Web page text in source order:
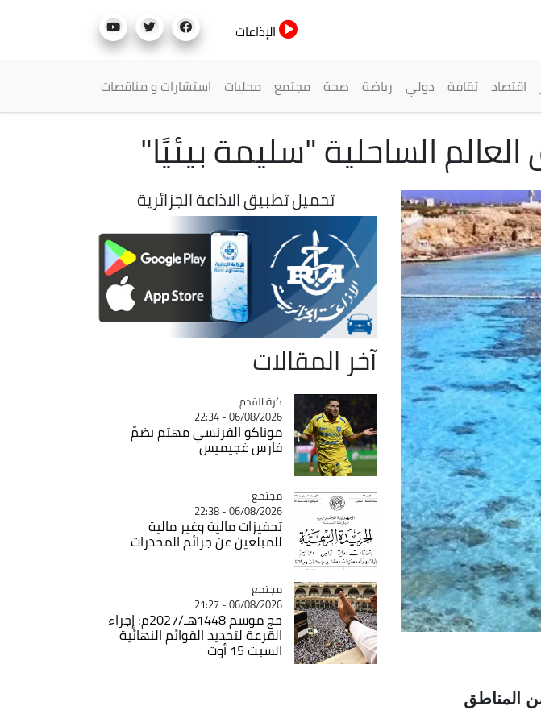
الإذاعات
اقتصاد ثقافة دولي رياضة صحة مجتمع محليات استشارات و مناقصات
أنّ 15.5 بالمائة فقط من المناطق
تحميل تطبيق الاذاعة الجزائرية
آخر المقالات
Catégorie
كرة القدم
06/08/2026 - 22:34
موناكو الفرنسي مهتم بضمّ
فارس غجيميس
Catégorie
مجتمع
06/08/2026 - 22:38
تحفيزات مالية وغير مالية
للمبلغين عن جرائم المخدرات
Catégorie
مجتمع
06/08/2026 - 21:27
حج موسم 1448هـ/2027م: إجراء
القرعة لتحديد القوائم النهائية
السبت 15 أوت